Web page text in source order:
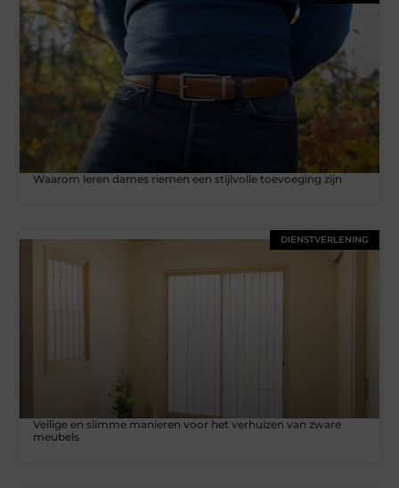
Waarom leren dames riemen een stijlvolle toevoeging zijn
DIENSTVERLENING
Veilige en slimme manieren voor het verhuizen van zware
meubels